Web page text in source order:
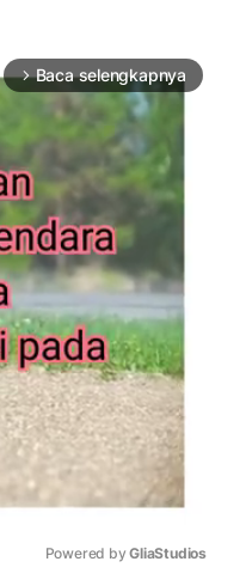
arrow_forward_ios Baca selengkapnya
Powered by GliaStudios